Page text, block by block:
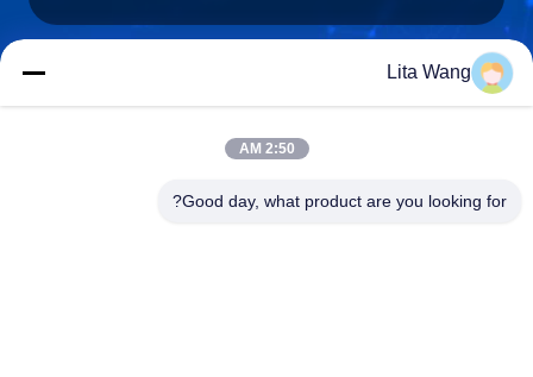
lita@screenmeshnet.com
Lita Wang
2:50 AM
Good day, what product are you looking for?